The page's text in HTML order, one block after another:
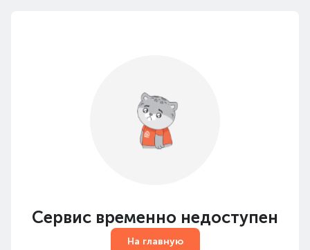
Сервис временно недоступен
На главную